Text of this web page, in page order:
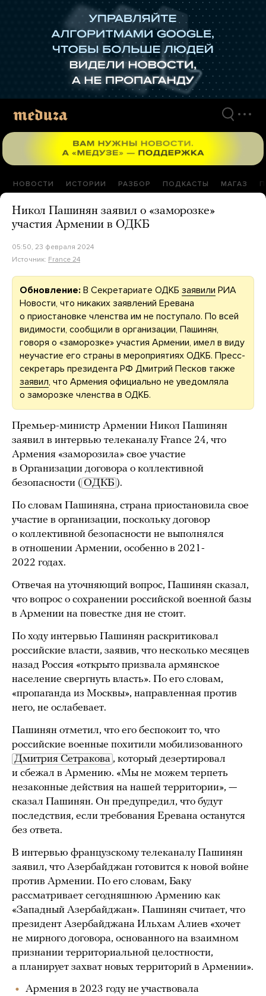
НОВОСТИ ИСТОРИИ РАЗБОР ПОДКАСТЫ МАГАЗ
Никол Пашинян заявил о «заморозке»
участия Армении в ОДКБ
05:50, 23 февраля 2024
Источник: France 24
Обновление: В Секретариате ОДКБ заявили РИА
Новости, что никаких заявлений Еревана
о приостановке членства им не поступало. По всей
видимости, сообщили в организации, Пашинян,
говоря о «заморозке» участия Армении, имел в виду
неучастие его страны в мероприятиях ОДКБ. Пресс-
секретарь президента РФ Дмитрий Песков также
заявил, что Армения официально не уведомляла
о заморозке членства в ОДКБ.
Премьер-министр Армении Никол Пашинян
заявил в интервью телеканалу France 24, что
Армения «заморозила» свое участие
в Организации договора о коллективной
безопасности ( ОДКБ ).
По словам Пашиняна, страна приостановила свое
участие в организации, поскольку договор
о коллективной безопасности не выполнялся
в отношении Армении, особенно в 2021-
2022 годах.
Отвечая на уточняющий вопрос, Пашинян сказал,
что вопрос о сохранении российской военной базы
в Армении на повестке дня не стоит.
По ходу интервью Пашинян раскритиковал
российские власти, заявив, что несколько месяцев
назад Россия «открыто призвала армянское
население свергнуть власть». По его словам,
«пропаганда из Москвы», направленная против
него, не ослабевает.
Пашинян отметил, что его беспокоит то, что
российские военные похитили мобилизованного
Дмитрия Сетракова , который дезертировал
и сбежал в Армению. «Мы не можем терпеть
незаконные действия на нашей территории», —
сказал Пашинян. Он предупредил, что будут
последствия, если требования Еревана останутся
без ответа.
В интервью французскому телеканалу Пашинян
заявил, что Азербайджан готовится к новой войне
против Армении. По его словам, Баку
рассматривает сегодняшнюю Армению как
«Западный Азербайджан». Пашинян считает, что
президент Азербайджана Ильхам Алиев «хочет
не мирного договора, основанного на взаимном
признании территориальной целостности,
а планирует захват новых территорий в Армении».
Армения в 2023 году не участвовала